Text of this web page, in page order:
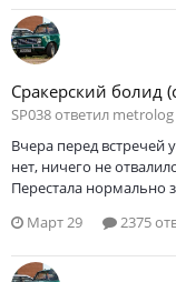
Сракерский болид
SP038 ответил
Вчера перед встречей
нет, ничего не
Перестала нормально
Март 29
2375